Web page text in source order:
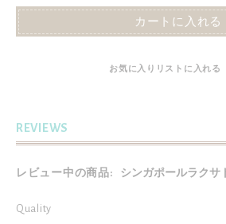
カートに入れる
お気に入りリストに入れる
REVIEWS
レビュー中の商品: シンガポールラクサ
Quality